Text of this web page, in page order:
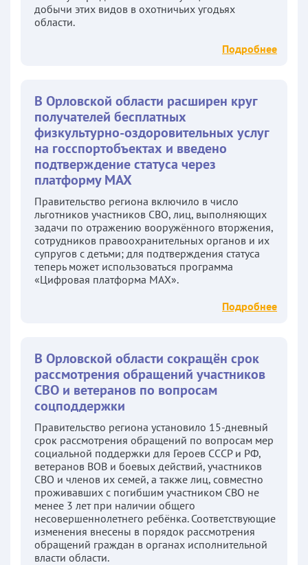
добычи этих видов в охотничьих угодьях
области.
Подробнее
В Орловской области расширен круг
получателей бесплатных
физкультурно-оздоровительных услуг
на госспортобъектах и введено
подтверждение статуса через
платформу MAX
Правительство региона включило в число
льготников участников СВО, лиц, выполняющих
задачи по отражению вооружённого вторжения,
сотрудников правоохранительных органов и их
супругов с детьми; для подтверждения статуса
теперь может использоваться программа
«Цифровая платформа MAX».
Подробнее
В Орловской области сокращён срок
рассмотрения обращений участников
СВО и ветеранов по вопросам
соцподдержки
Правительство региона установило 15-дневный
срок рассмотрения обращений по вопросам мер
социальной поддержки для Героев СССР и РФ,
ветеранов ВОВ и боевых действий, участников
СВО и членов их семей, а также лиц, совместно
проживавших с погибшим участником СВО не
менее 3 лет при наличии общего
несовершеннолетнего ребёнка. Соответствующие
изменения внесены в порядок рассмотрения
обращений граждан в органах исполнительной
власти области.